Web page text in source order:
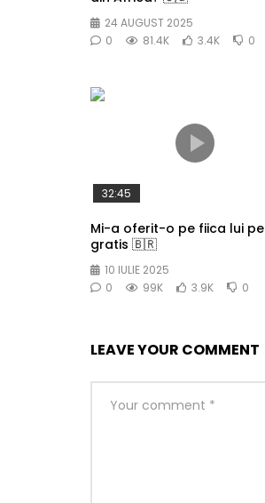
24 AUGUST 2025
0
81.4K 3.4K 0
32:45
Mi-a oferit-o pe fiica lui pe
gratis 🇧🇷
10 IULIE 2025
0
99K 3.9K 0
LEAVE YOUR COMMENT